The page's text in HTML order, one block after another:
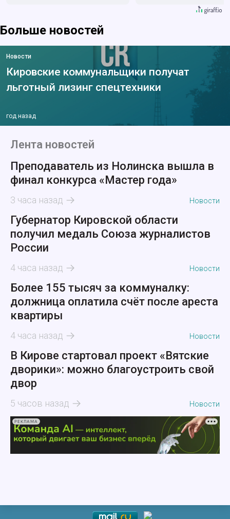
Больше новостей
Новости
Кировские коммунальщики получат
льготный лизинг спецтехники
год назад
Лента новостей
Преподаватель из Нолинска вышла в
финал конкурса «Мастер года»
3 часа назад Новости
Губернатор Кировской области
получил медаль Союза журналистов
России
4 часа назад Новости
Более 155 тысяч за коммуналку:
должница оплатила счёт после ареста
квартиры
4 часа назад Новости
В Кирове стартовал проект «Вятские
дворики»: можно благоустроить свой
двор
5 часов назад Новости
РЕКЛАМА